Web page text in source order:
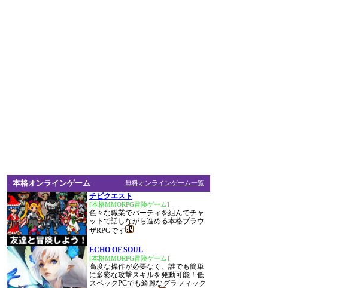
無料オンラインゲーム一覧
本格オンラインゲーム
チビクエスト
[本格MMORPG冒険ゲーム]
色々な職業でパーティを組んでチャ
ットで話しながら進める本格ブラウ
ザRPGです
ECHO OF SOUL
[本格MMORPG冒険ゲーム]
高度な操作が必要なく、誰でも簡単
に多彩な攻撃スキルを発動可能！低
スペックPCでも綺麗なグラフィック